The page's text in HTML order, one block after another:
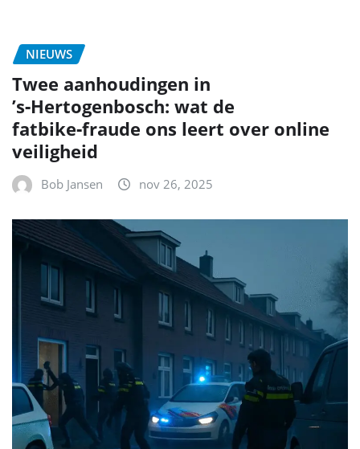
NIEUWS
Twee aanhoudingen in
’s‑Hertogenbosch: wat de
fatbike‑fraude ons leert over online
veiligheid
Bob Jansen nov 26, 2025